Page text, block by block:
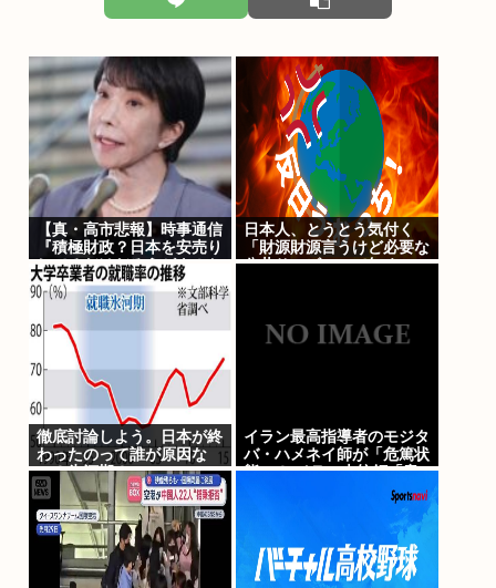
【真・高市悲報】時事通信
『積極財政？日本を安売り
してるだけだろうがよ！お
ぉん？ 』
日本人、とうとう気付く
「財源財源言うけど必要な
公共サービスって無く
徹底討論しよう。日本が終
わったのって誰が原因な
の？氷河期？
イラン最高指導者のモジタ
バ・ハメネイ師が「危篤状
態」？ イラン大統領「意
思疎通はかなり難しい」